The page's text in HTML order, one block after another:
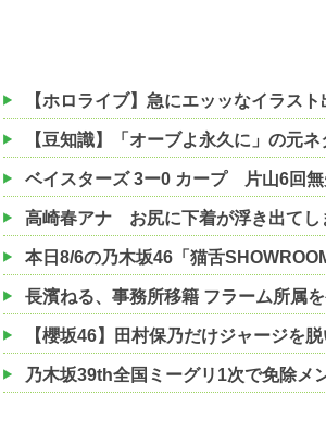
【ホロライブ】急にエッッなイラス
【豆知識】「オーブよ永久に」の元
高崎春アナ お尻に下着が浮き出てし
本日8/6の乃木坂46「猫舌
長濱ねる、事務所移籍 フラーム所属
【櫻坂46】田村保乃だけジャージを
乃木坂39th全国ミーグリ1次で免除メ